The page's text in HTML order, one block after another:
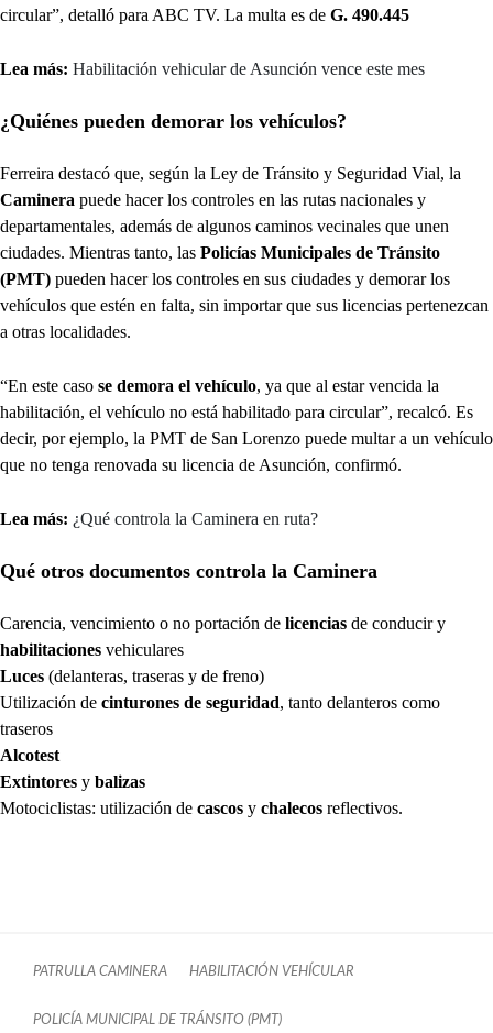
circular”, detalló para ABC TV. La multa es de G. 490.445
Lea más: Habilitación vehicular de Asunción vence este mes
¿Quiénes pueden demorar los vehículos?
Ferreira destacó que, según la Ley de Tránsito y Seguridad Vial, la
Caminera puede hacer los controles en las rutas nacionales y
departamentales, además de algunos caminos vecinales que unen
ciudades. Mientras tanto, las Policías Municipales de Tránsito
(PMT) pueden hacer los controles en sus ciudades y demorar los
vehículos que estén en falta, sin importar que sus licencias pertenezcan
a otras localidades.
“En este caso se demora el vehículo, ya que al estar vencida la
habilitación, el vehículo no está habilitado para circular”, recalcó. Es
decir, por ejemplo, la PMT de San Lorenzo puede multar a un vehículo
que no tenga renovada su licencia de Asunción, confirmó.
Lea más: ¿Qué controla la Caminera en ruta?
Qué otros documentos controla la Caminera
Carencia, vencimiento o no portación de licencias de conducir y
habilitaciones vehiculares
Luces (delanteras, traseras y de freno)
Utilización de cinturones de seguridad, tanto delanteros como
traseros
Alcotest
Extintores y balizas
Motociclistas: utilización de cascos y chalecos reflectivos.
PATRULLA CAMINERA HABILITACIÓN VEHÍCULAR
POLICÍA MUNICIPAL DE TRÁNSITO (PMT)